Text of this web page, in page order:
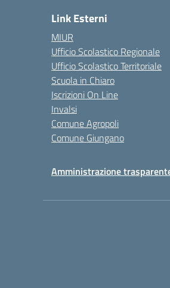
Link Esterni
MIUR
Ufficio Scolastico Regionale
Ufficio Scolastico Territoriale
Scuola in Chiaro
Iscrizioni On Line
Invalsi
Comune Agropoli
Comune Giungano
Amministrazione